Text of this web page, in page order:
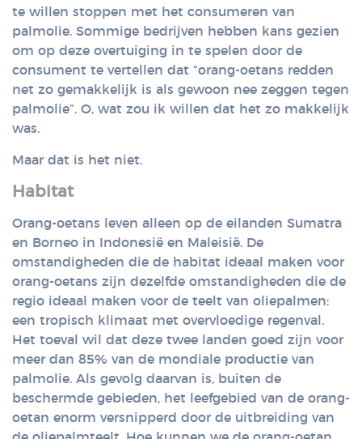
te willen stoppen met het consumeren van
palmolie. Sommige bedrijven hebben kans gezien
om op deze overtuiging in te spelen door de
consument te vertellen dat “orang-oetans redden
net zo gemakkelijk is als gewoon nee zeggen tegen
palmolie”. O, wat zou ik willen dat het zo makkelijk
was.
Maar dat is het niet.
Habitat
Orang-oetans leven alleen op de eilanden Sumatra
en Borneo in Indonesië en Maleisië. De
omstandigheden die de habitat ideaal maken voor
orang-oetans zijn dezelfde omstandigheden die de
regio ideaal maken voor de teelt van oliepalmen:
een tropisch klimaat met overvloedige regenval.
Het toeval wil dat deze twee landen goed zijn voor
meer dan 85% van de mondiale productie van
palmolie. Als gevolg daarvan is, buiten de
beschermde gebieden, het leefgebied van de orang-
oetan enorm versnipperd door de uitbreiding van